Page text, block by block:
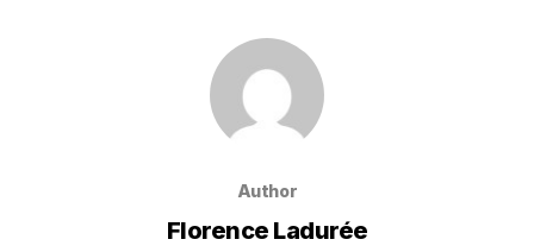
Author
Florence Ladurée